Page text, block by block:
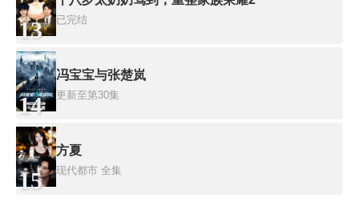
13 已完结
14
冯宝宝与张楚岚
更新至第30集
15
方夏
现代都市 全集